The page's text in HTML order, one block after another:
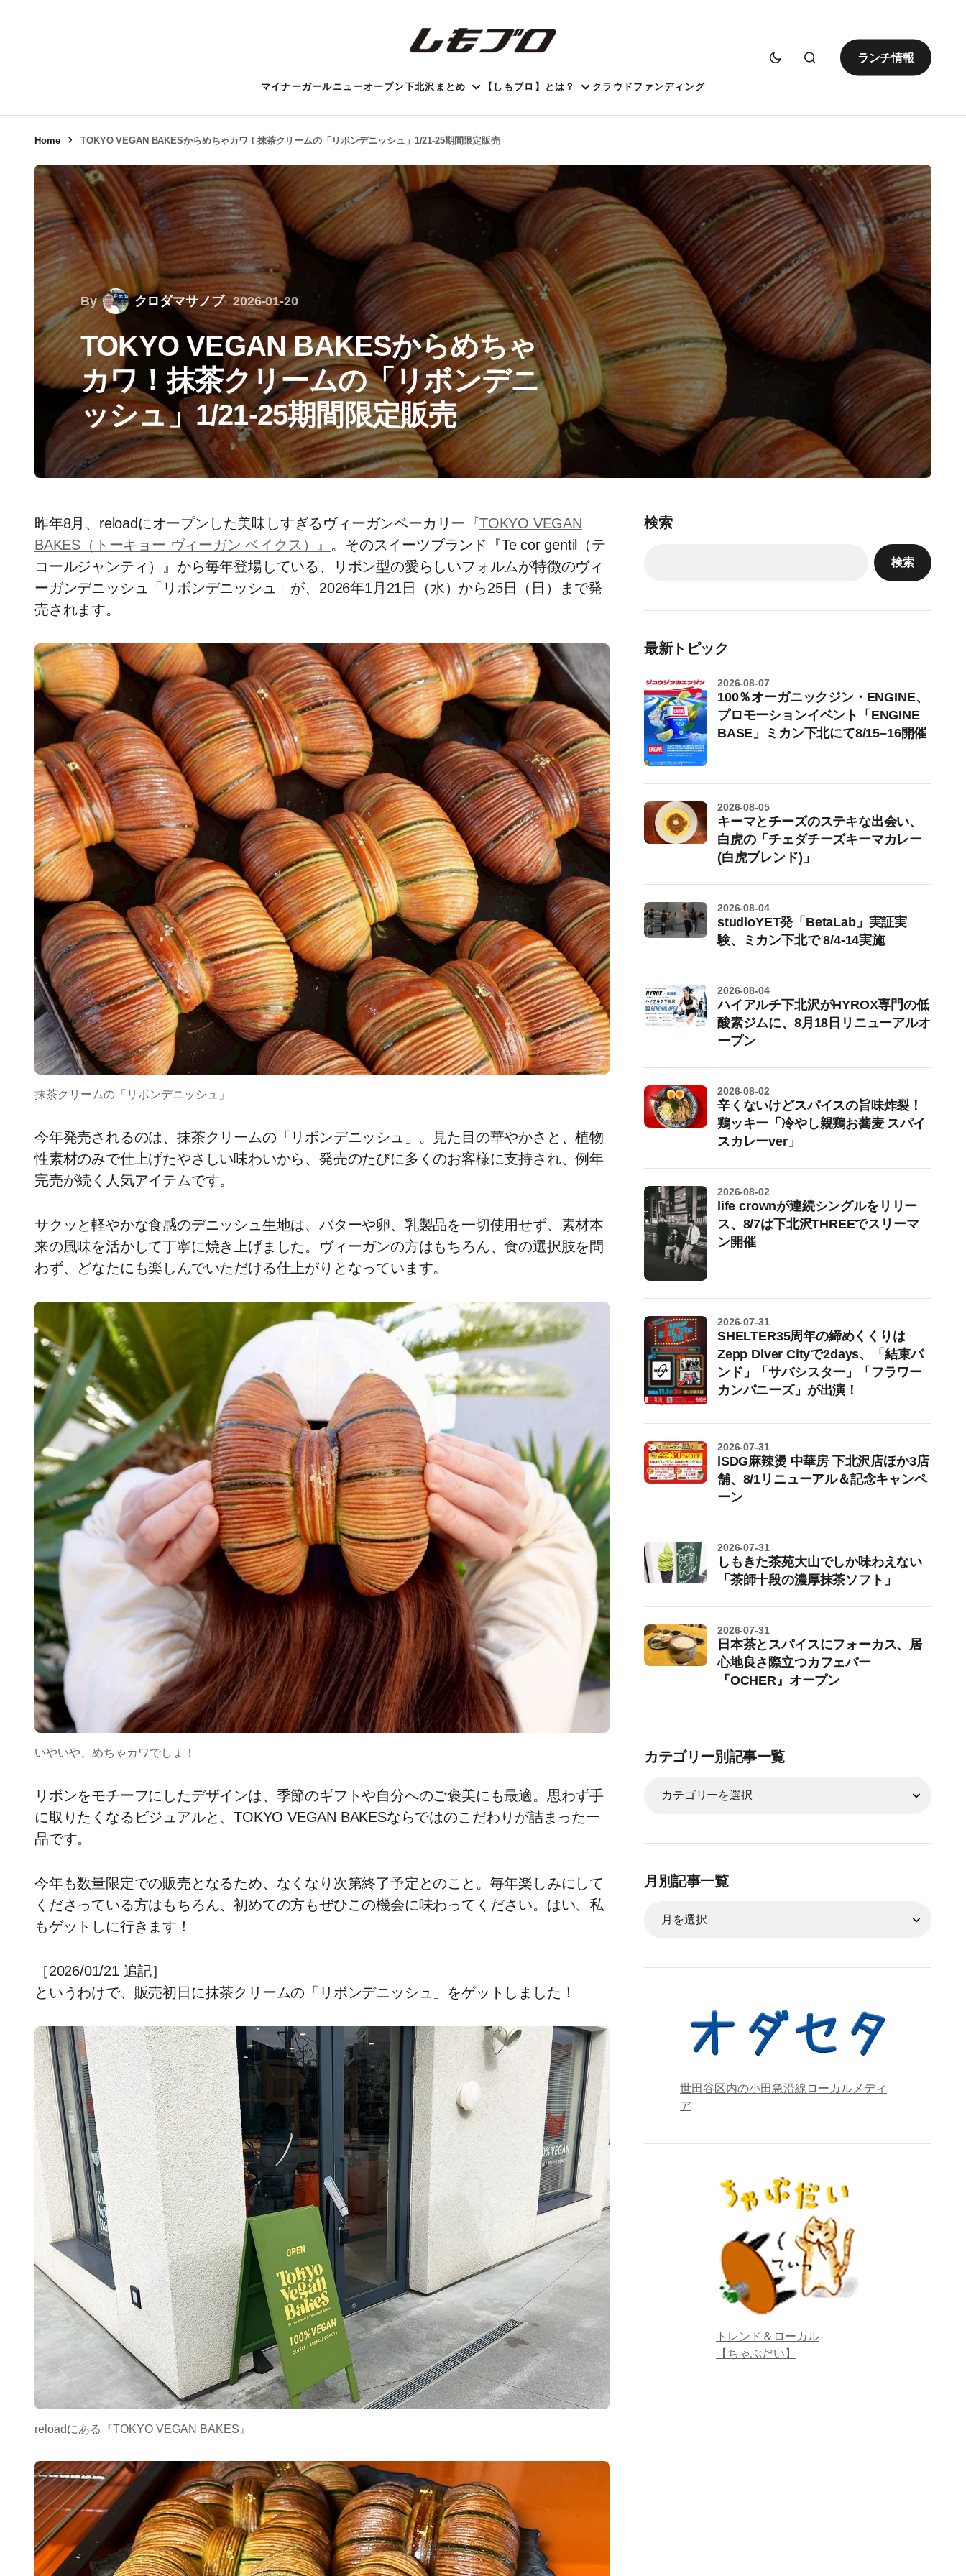
ランチ情報
マイナーガールニューオープン下北沢まとめ 【しもブロ】とは？ クラウドファンディング
Home TOKYO VEGAN BAKESからめちゃカワ！抹茶クリームの「リボンデニッシュ」1/21-25期間限定販売
By クロダマサノブ 2026-01-20
TOKYO VEGAN BAKESからめちゃ
カワ！抹茶クリームの「リボンデニ
ッシュ」1/21-25期間限定販売
昨年8月、reloadにオープンした美味しすぎるヴィーガンベーカリー『TOKYO VEGAN
BAKES（トーキョー ヴィーガン ベイクス）』 。そのスイーツブランド『Te cor gentil（テ
コールジャンティ）』から毎年登場している、リボン型の愛らしいフォルムが特徴のヴィ
ーガンデニッシュ「リボンデニッシュ」が、2026年1月21日（水）から25日（日）まで発
売されます。
抹茶クリームの「リボンデニッシュ」
今年発売されるのは、抹茶クリームの「リボンデニッシュ」。見た目の華やかさと、植物
性素材のみで仕上げたやさしい味わいから、発売のたびに多くのお客様に支持され、例年
完売が続く人気アイテムです。
サクッと軽やかな食感のデニッシュ生地は、バターや卵、乳製品を一切使用せず、素材本
来の風味を活かして丁寧に焼き上げました。ヴィーガンの方はもちろん、食の選択肢を問
わず、どなたにも楽しんでいただける仕上がりとなっています。
いやいや、めちゃカワでしょ！
リボンをモチーフにしたデザインは、季節のギフトや自分へのご褒美にも最適。思わず手
に取りたくなるビジュアルと、TOKYO VEGAN BAKESならではのこだわりが詰まった一
品です。
今年も数量限定での販売となるため、なくなり次第終了予定とのこと。毎年楽しみにして
くださっている方はもちろん、初めての方もぜひこの機会に味わってください。はい、私
もゲットしに行きます！
［2026/01/21 追記］
というわけで、販売初日に抹茶クリームの「リボンデニッシュ」をゲットしました！
reloadにある『TOKYO VEGAN BAKES』
検索
検索
最新トピック
100％オーガニックジン・ENGINE、
プロモーションイベント「ENGINE
BASE」ミカン下北にて8/15–16開催
2026-08-07
キーマとチーズのステキな出会い、
白虎の「チェダチーズキーマカレー
(白虎ブレンド)」
2026-08-05
studioYET発「BetaLab」実証実
験、ミカン下北で 8/4-14実施
2026-08-04
ハイアルチ下北沢がHYROX専門の低
酸素ジムに、8月18日リニューアルオ
ープン
2026-08-04
辛くないけどスパイスの旨味炸裂！
鶏ッキー「冷やし親鶏お蕎麦 スパイ
スカレーver」
2026-08-02
life crownが連続シングルをリリー
ス、8/7は下北沢THREEでスリーマ
ン開催
2026-08-02
SHELTER35周年の締めくくりは
Zepp Diver Cityで2days、「結束バ
ンド」「サバシスター」「フラワー
カンパニーズ」が出演！
2026-07-31
iSDG麻辣燙 中華房 下北沢店ほか3店
舗、8/1リニューアル＆記念キャンペ
ーン
2026-07-31
しもきた茶苑大山でしか味わえない
「茶師十段の濃厚抹茶ソフト」
2026-07-31
日本茶とスパイスにフォーカス、居
心地良さ際立つカフェバー
『OCHER』オープン
2026-07-31
カテゴリー別記事一覧
月別記事一覧
世田谷区内の小田急沿線ローカルメディ
ア
トレンド＆ローカル
【ちゃぶだい】